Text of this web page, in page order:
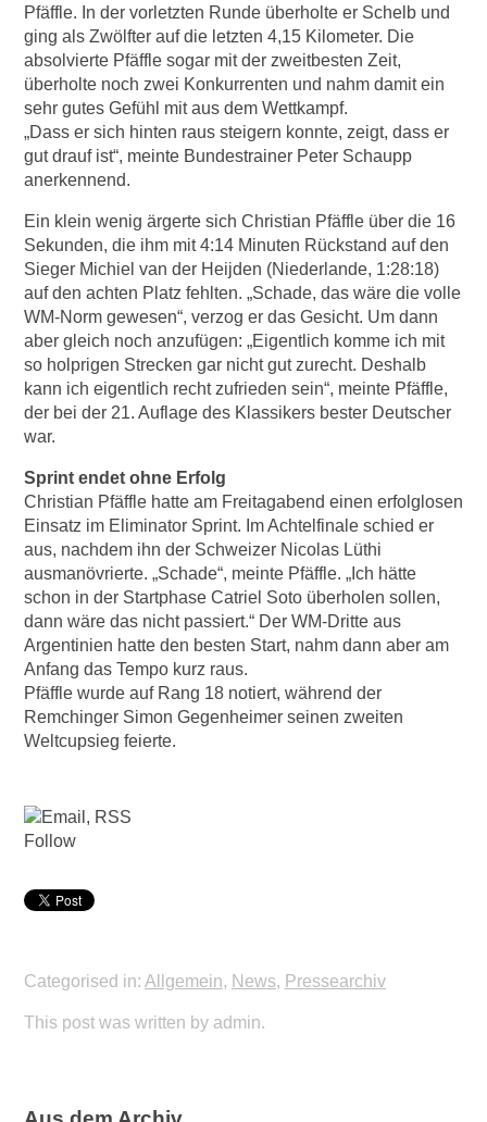
Pfäffle. In der vorletzten Runde überholte er Schelb und
ging als Zwölfter auf die letzten 4,15 Kilometer. Die
absolvierte Pfäffle sogar mit der zweitbesten Zeit,
überholte noch zwei Konkurrenten und nahm damit ein
sehr gutes Gefühl mit aus dem Wettkampf.
„Dass er sich hinten raus steigern konnte, zeigt, dass er
gut drauf ist“, meinte Bundestrainer Peter Schaupp
anerkennend.
Ein klein wenig ärgerte sich Christian Pfäffle über die 16
Sekunden, die ihm mit 4:14 Minuten Rückstand auf den
Sieger Michiel van der Heijden (Niederlande, 1:28:18)
auf den achten Platz fehlten. „Schade, das wäre die volle
WM-Norm gewesen“, verzog er das Gesicht. Um dann
aber gleich noch anzufügen: „Eigentlich komme ich mit
so holprigen Strecken gar nicht gut zurecht. Deshalb
kann ich eigentlich recht zufrieden sein“, meinte Pfäffle,
der bei der 21. Auflage des Klassikers bester Deutscher
war.
Sprint endet ohne Erfolg
Christian Pfäffle hatte am Freitagabend einen erfolglosen
Einsatz im Eliminator Sprint. Im Achtelfinale schied er
aus, nachdem ihn der Schweizer Nicolas Lüthi
ausmanövrierte. „Schade“, meinte Pfäffle. „Ich hätte
schon in der Startphase Catriel Soto überholen sollen,
dann wäre das nicht passiert.“ Der WM-Dritte aus
Argentinien hatte den besten Start, nahm dann aber am
Anfang das Tempo kurz raus.
Pfäffle wurde auf Rang 18 notiert, während der
Remchinger Simon Gegenheimer seinen zweiten
Weltcupsieg feierte.
Follow
Categorised in: Allgemein, News, Pressearchiv
This post was written by admin.